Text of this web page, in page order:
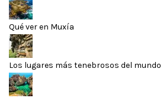
Qué ver en Muxía
Los lugares más tenebrosos del mundo